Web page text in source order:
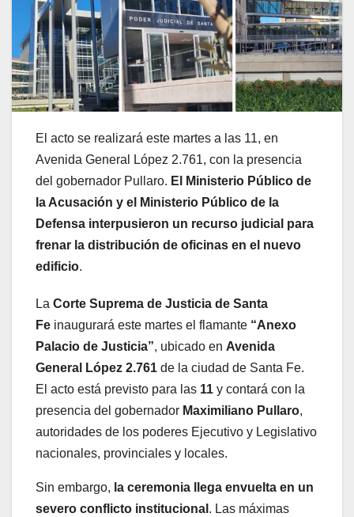
El acto se realizará este martes a las 11, en
Avenida General López 2.761, con la presencia
del gobernador Pullaro. El Ministerio Público de
la Acusación y el Ministerio Público de la
Defensa interpusieron un recurso judicial para
frenar la distribución de oficinas en el nuevo
edificio.
La Corte Suprema de Justicia de Santa
Fe inaugurará este martes el flamante “Anexo
Palacio de Justicia”, ubicado en Avenida
General López 2.761 de la ciudad de Santa Fe.
El acto está previsto para las 11 y contará con la
presencia del gobernador Maximiliano Pullaro,
autoridades de los poderes Ejecutivo y Legislativo
nacionales, provinciales y locales.
Sin embargo, la ceremonia llega envuelta en un
severo conflicto institucional . Las máximas